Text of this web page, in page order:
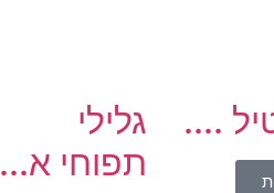
....
גלילי
תפוחי א...